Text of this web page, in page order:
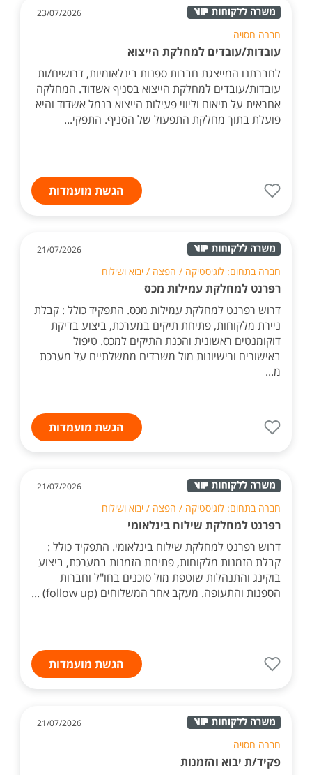
23/07/2026
חברה חסויה
עובדות/עובדים למחלקת הייצוא
לחברתנו המייצגת חברות ספנות בינלאומיות, דרושים/ות
עובדות/עובדים למחלקת הייצוא בסניף אשדוד. המחלקה
אחראית על תיאום וליווי פעילות הייצוא בנמל אשדוד והיא
פועלת בתוך מחלקת התפעול של הסניף. התפקי...
הגשת מועמדות
21/07/2026
חברה בתחום: לוגיסטיקה / הפצה / יבוא ושילוח
רפרנט למחלקת עמילות מכס
דרוש רפרנט למחלקת עמילות מכס. התפקיד כולל : קבלת
ניירת מלקוחות, פתיחת תיקים במערכת, ביצוע בדיקת
דוקומנטים ראשונית והכנת התיקים למכס. טיפול
באישורים ורישיונות מול משרדים ממשלתיים על מערכת
מ...
הגשת מועמדות
21/07/2026
חברה בתחום: לוגיסטיקה / הפצה / יבוא ושילוח
רפרנט למחלקת שילוח בינלאומי
דרוש רפרנט למחלקת שילוח בינלאומי. התפקיד כולל :
קבלת הזמנות מלקוחות, פתיחת הזמנות במערכת, ביצוע
בוקינג והתנהלות שוטפת מול סוכנים בחו"ל וחברות
הספנות והתעופה. מעקב אחר המשלוחים (follow up) ...
הגשת מועמדות
21/07/2026
חברה חסויה
פקיד/ת יבוא והזמנות